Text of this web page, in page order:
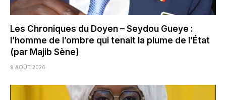
Les Chroniques du Doyen – Seydou Gueye :
l’homme de l’ombre qui tenait la plume de l’État
(par Majib Sène)
9 AOÛT 2026